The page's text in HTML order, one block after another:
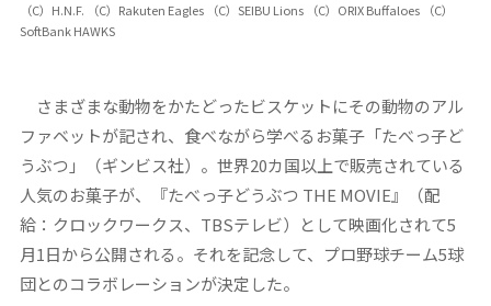
（C）H.N.F. （C）Rakuten Eagles （C）SEIBU Lions （C）ORIX Buffaloes （C）
SoftBank HAWKS
さまざまな動物をかたどったビスケットにその動物のアル
ファベットが記され、食べながら学べるお菓子「たべっ子ど
うぶつ」（ギンビス社）。世界20カ国以上で販売されている
人気のお菓子が、『たべっ子どうぶつ THE MOVIE』（配
給：クロックワークス、TBSテレビ）として映画化されて5
月1日から公開される。それを記念して、プロ野球チーム5球
団とのコラボレーションが決定した。